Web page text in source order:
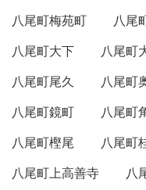
八尾町梅苑町
八尾
八尾町大下
八尾町
八尾町尾久
八尾町
八尾町鏡町
八尾町
八尾町樫尾
八尾町
八尾町上高善寺
八